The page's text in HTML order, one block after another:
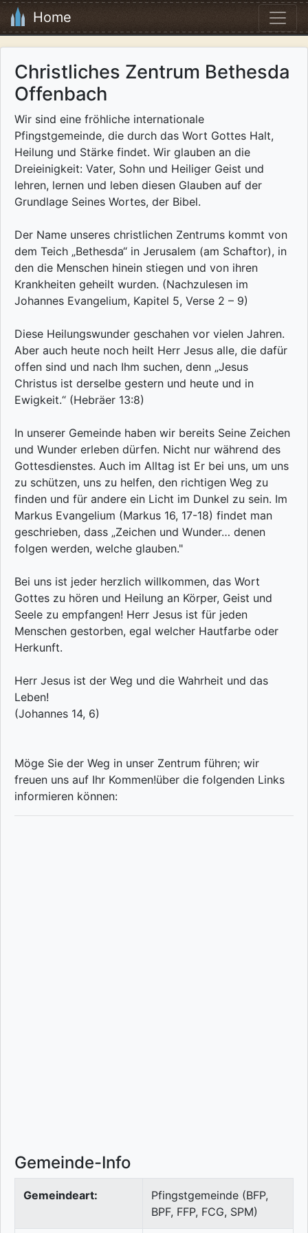
Home
Christliches Zentrum Bethesda
Offenbach
Wir sind eine fröhliche internationale
Pfingstgemeinde, die durch das Wort Gottes Halt,
Heilung und Stärke findet. Wir glauben an die
Dreieinigkeit: Vater, Sohn und Heiliger Geist und
lehren, lernen und leben diesen Glauben auf der
Grundlage Seines Wortes, der Bibel.
Der Name unseres christlichen Zentrums kommt von
dem Teich „Bethesda“ in Jerusalem (am Schaftor), in
den die Menschen hinein stiegen und von ihren
Krankheiten geheilt wurden. (Nachzulesen im
Johannes Evangelium, Kapitel 5, Verse 2 – 9)
Diese Heilungswunder geschahen vor vielen Jahren.
Aber auch heute noch heilt Herr Jesus alle, die dafür
offen sind und nach Ihm suchen, denn „Jesus
Christus ist derselbe gestern und heute und in
Ewigkeit.“ (Hebräer 13:8)
In unserer Gemeinde haben wir bereits Seine Zeichen
und Wunder erleben dürfen. Nicht nur während des
Gottesdienstes. Auch im Alltag ist Er bei uns, um uns
zu schützen, uns zu helfen, den richtigen Weg zu
finden und für andere ein Licht im Dunkel zu sein. Im
Markus Evangelium (Markus 16, 17-18) findet man
geschrieben, dass „Zeichen und Wunder… denen
folgen werden, welche glauben."
Bei uns ist jeder herzlich willkommen, das Wort
Gottes zu hören und Heilung an Körper, Geist und
Seele zu empfangen! Herr Jesus ist für jeden
Menschen gestorben, egal welcher Hautfarbe oder
Herkunft.
Herr Jesus ist der Weg und die Wahrheit und das
Leben!
(Johannes 14, 6)
Möge Sie der Weg in unser Zentrum führen; wir
freuen uns auf Ihr Kommen!über die folgenden Links
informieren können:
Gemeinde-Info
Gemeindeart:
Pfingstgemeinde (BFP,
BPF, FFP, FCG, SPM)